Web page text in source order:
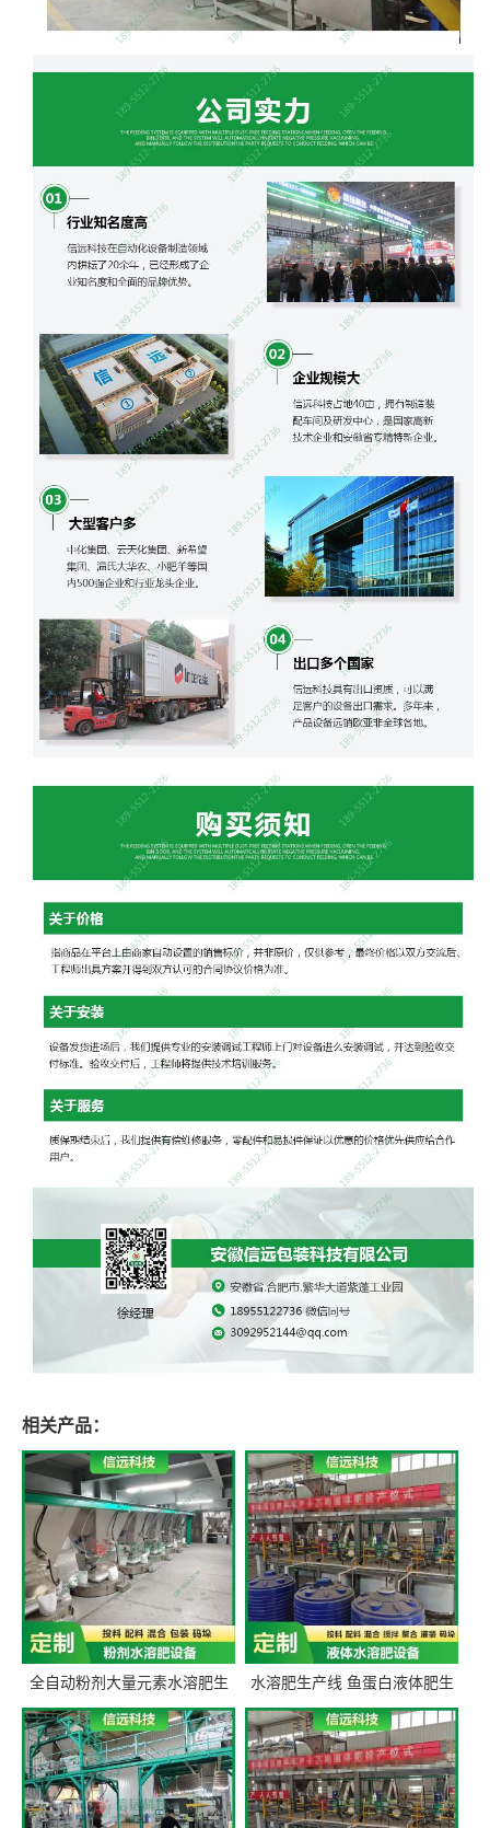
相关产品：
全自动粉剂大量元素水溶肥生
产设备 信远科技肥料生产设备
源头厂家
水溶肥生产线 鱼蛋白液体肥生
产设备 氨基酸液态肥全套设备